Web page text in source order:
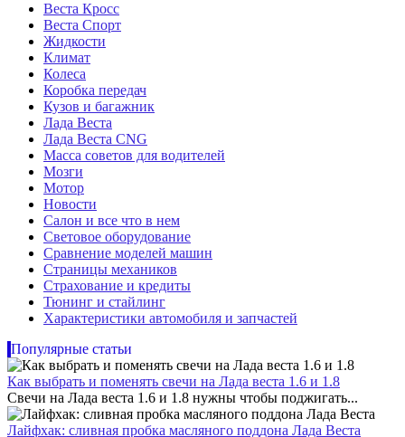
Веста Кросс
Веста Спорт
Жидкости
Климат
Колеса
Коробка передач
Кузов и багажник
Лада Веста
Лада Веста CNG
Масса советов для водителей
Мозги
Мотор
Новости
Салон и все что в нем
Световое оборудование
Сравнение моделей машин
Страницы механиков
Страхование и кредиты
Тюнинг и стайлинг
Характеристики автомобиля и запчастей
Популярные статьи
Как выбрать и поменять свечи на Лада веста 1.6 и 1.8
Свечи на Лада веста 1.6 и 1.8 нужны чтобы поджигать...
Лайфхак: сливная пробка масляного поддона Лада Веста